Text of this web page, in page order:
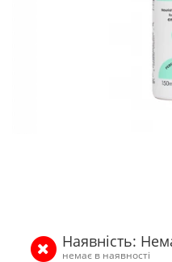
Наявність:
немає в наявності